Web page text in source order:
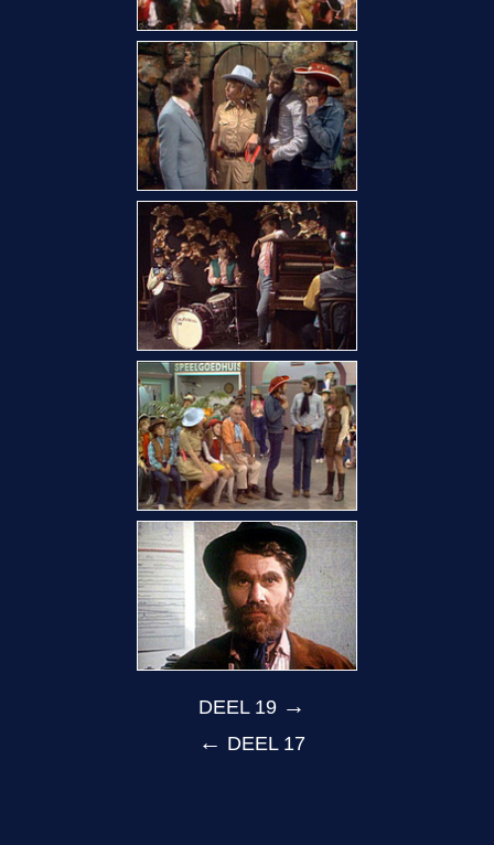
DEEL 19 →
← DEEL 17